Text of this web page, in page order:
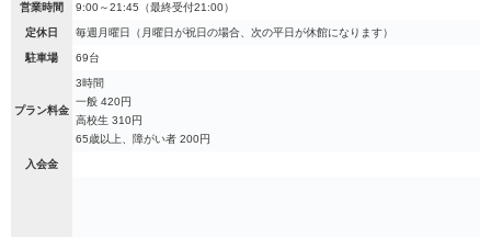
営業時間 9:00～21:45（最終受付21:00）
定休日 毎週月曜日（月曜日が祝日の場合、次の平日が休館になります）
駐車場 69台
プラン料金
3時間
一般 420円
高校生 310円
65歳以上、障がい者 200円
入会金